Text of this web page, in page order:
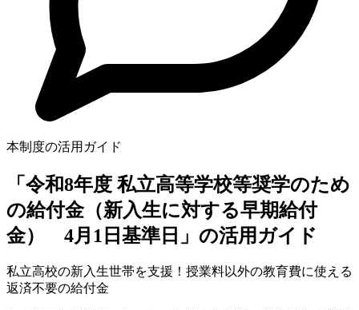
本制度の活用ガイド
「令和8年度 私立高等学校等奨学のため
の給付金（新入生に対する早期給付
金） 4月1日基準日」の活用ガイド
私立高校の新入生世帯を支援！授業料以外の教育費に使える
返済不要の給付金